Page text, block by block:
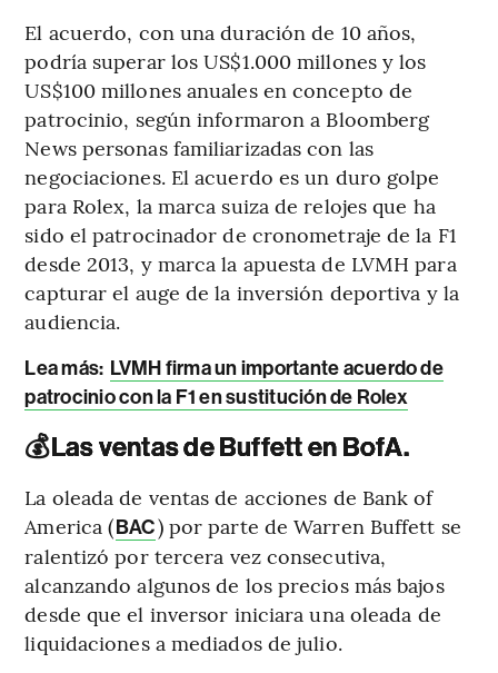
El acuerdo, con una duración de 10 años,
podría superar los US$1.000 millones y los
US$100 millones anuales en concepto de
patrocinio, según informaron a Bloomberg
News personas familiarizadas con las
negociaciones. El acuerdo es un duro golpe
para Rolex, la marca suiza de relojes que ha
sido el patrocinador de cronometraje de la F1
desde 2013, y marca la apuesta de LVMH para
capturar el auge de la inversión deportiva y la
audiencia.
Lea más: LVMH firma un importante acuerdo de
patrocinio con la F1 en sustitución de Rolex
💰Las ventas de Buffett en BofA.
La oleada de ventas de acciones de Bank of
America (BAC) por parte de Warren Buffett se
ralentizó por tercera vez consecutiva,
alcanzando algunos de los precios más bajos
desde que el inversor iniciara una oleada de
liquidaciones a mediados de julio.